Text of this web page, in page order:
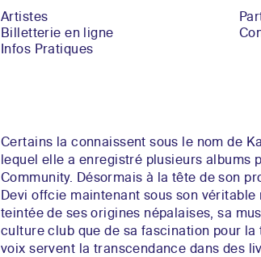
Artistes
Billetterie en ligne
Infos Pratiques
Certains la connaissent sous le nom de
lequel elle a enregistré plusieurs albums
Community. Désormais à la tête de son
Devi offcie maintenant sous son
teintée de ses origines népalaises, sa
culture club que de sa fascination pour
voix servent la transcendance dans des